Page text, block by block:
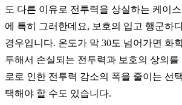
도 다른 이유로 전투력을 상실하는 케이
에 특히 그러한데요, 보호의 입고 행군하
경우입니다. 온도가 막 30도 넘어가면 화
투해서 손실되는 전투력과 보호의 상의를
로로 인한 전투력 감소의 폭을 줄이는 선
택해야 할 수도 있습니다.